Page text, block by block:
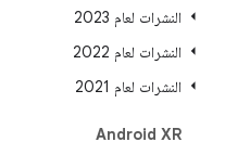
النشرات لعام 2023
النشرات لعام 2022
النشرات لعام 2021
Android XR